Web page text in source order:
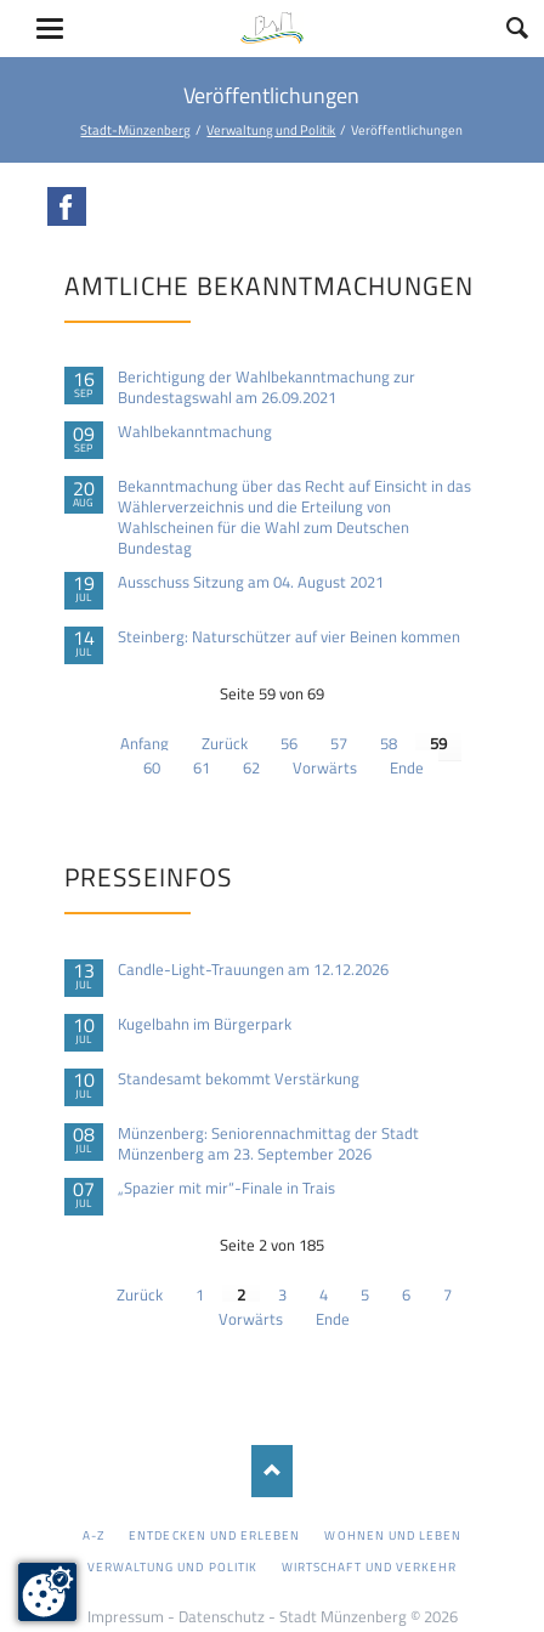
Veröffentlichungen
Stadt-Münzenberg Verwaltung und Politik Veröffentlichungen
AMTLICHE BEKANNTMACHUNGEN
16
SEP
Berichtigung der Wahlbekanntmachung zur
Bundestagswahl am 26.09.2021
09
SEP
Wahlbekanntmachung
20
AUG
Bekanntmachung über das Recht auf Einsicht in das
Wählerverzeichnis und die Erteilung von
Wahlscheinen für die Wahl zum Deutschen
Bundestag
19
JUL
Ausschuss Sitzung am 04. August 2021
14
JUL
Steinberg: Naturschützer auf vier Beinen kommen
Seite 59 von 69
Anfang Zurück 56 57 58
59
60
61 62 Vorwärts Ende
PRESSEINFOS
13
JUL
Candle-Light-Trauungen am 12.12.2026
10
JUL
Kugelbahn im Bürgerpark
10
JUL
Standesamt bekommt Verstärkung
08
JUL
Münzenberg: Seniorennachmittag der Stadt
Münzenberg am 23. September 2026
07
JUL
„Spazier mit mir“-Finale in Trais
Seite 2 von 185
Zurück 1 2 3 4 5 6
7
Vorwärts
Ende
NAVIGATION
A-Z ENTDECKEN UND ERLEBEN
WOHNEN UND LEBEN
VERWALTUNG UND POLITIK
WIRTSCHAFT UND VERKEHR
Impressum - Datenschutz- Stadt Münzenberg © 2026